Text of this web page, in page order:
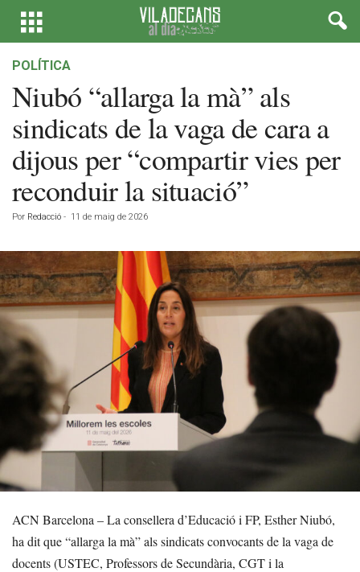
POLÍTICA
Niubó “allarga la mà” als
sindicats de la vaga de cara a
dijous per “compartir vies per
reconduir la situació”
Por Redacció - 11 de maig de 2026
ACN Barcelona – La consellera d’Educació i FP, Esther Niubó,
ha dit que “allarga la mà” als sindicats convocants de la vaga de
docents (USTEC, Professors de Secundària, CGT i la